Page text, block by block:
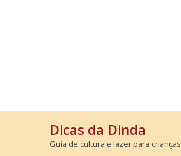
Dicas da Dinda
Guia de cultura e lazer para crianças